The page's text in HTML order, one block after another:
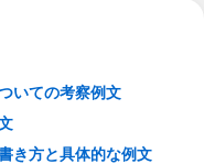
いての考察例文
き方と具体的な例文